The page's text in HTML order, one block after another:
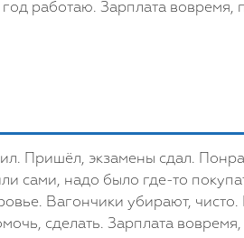
работаю. Зарплата вовремя,
Пришёл, экзамены сдал.
сами, надо было где-то
Вагончики убирают,
сделать. Зарплата